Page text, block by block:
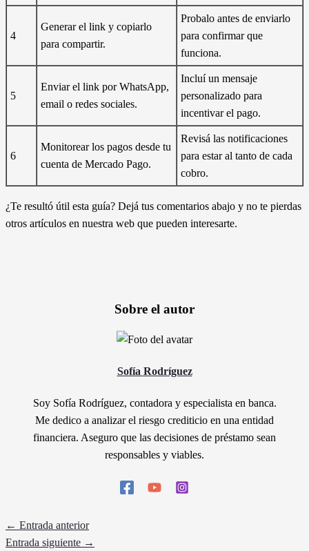
4
Generar el link y copiarlo
para compartir.
Probalo antes de enviarlo
para confirmar que
funciona.
5
Enviar el link por WhatsApp,
email o redes sociales.
Incluí un mensaje
personalizado para
incentivar el pago.
6
Monitorear los pagos desde tu
cuenta de Mercado Pago.
Revisá las notificaciones
para estar al tanto de cada
cobro.
¿Te resultó útil esta guía? Dejá tus comentarios abajo y no te pierdas
otros artículos en nuestra web que pueden interesarte.
Sobre el autor
Sofía Rodríguez
Soy Sofía Rodríguez, contadora y especialista en banca.
Me dedico a analizar el riesgo crediticio en una entidad
financiera. Aseguro que las decisiones de préstamo sean
responsables y viables.
← Entrada anterior
Entrada siguiente →